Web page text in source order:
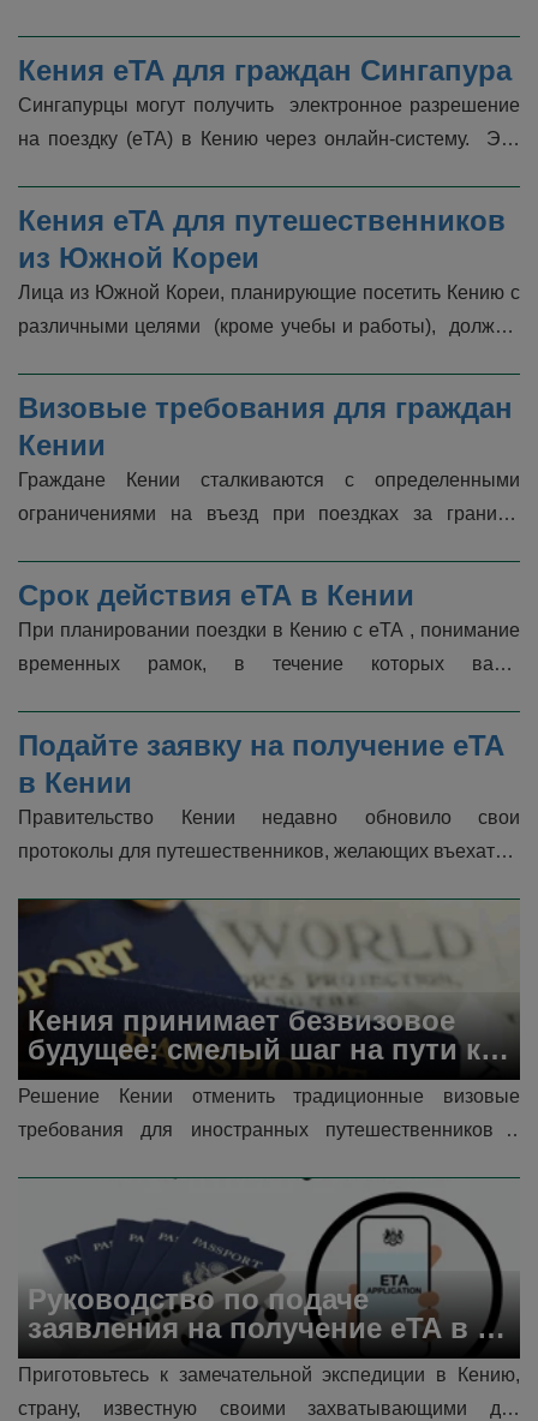
является подтверждени...
Кения eTA для граждан Сингапура
Сингапурцы могут получить  электронное разрешение
на поездку (eTA) в Кению через онлайн-систему.  Это
обслуживая краткосрочны...
Кения eTA для путешественников
из Южной Кореи
Лица из Южной Кореи, планирующие посетить Кению с
различными целями  (кроме учебы и работы),  должны
перед поездкой. Это пра...
Визовые требования для граждан
Кении
Граждане Кении сталкиваются с определенными
ограничениями на въезд при поездках за границу,
По состоянию на 20 января 2024 г...
Срок действия eTA в Кении
При планировании поездки в Кению с eTA , понимание
временных рамок, в течение которых ваше
имеет решающее значение.  Этот пери�...
Подайте заявку на получение eTA
в Кении
Правительство Кении недавно обновило свои
протоколы для путешественников, желающих въехать в
получения электронной визы д...
Кения принимает безвизовое
будущее: смелый шаг на пути к
глобализации.
Решение Кении отменить традиционные визовые
требования для иностранных путешественников с
изменение в порядке въезда в страну. В соо...
Руководство по подаче
заявления на получение eTA в
Кении — шаги, советы и
требования
Приготовьтесь к замечательной экспедиции в Кению,
страну, известную своими захватывающими дух